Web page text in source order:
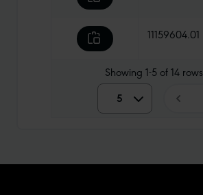
11159604.01
Showing 1-5of14 rows
5 5